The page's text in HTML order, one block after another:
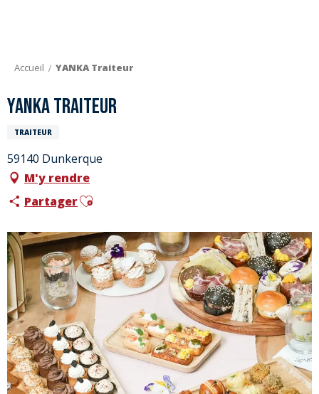
Accueil YANKA Traiteur
YANKA Traiteur
TRAITEUR
59140 Dunkerque
M'y rendre
PartagerAjouter aux favoris